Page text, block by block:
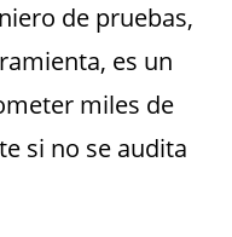
de pruebas,
es un
miles de
si no se audita